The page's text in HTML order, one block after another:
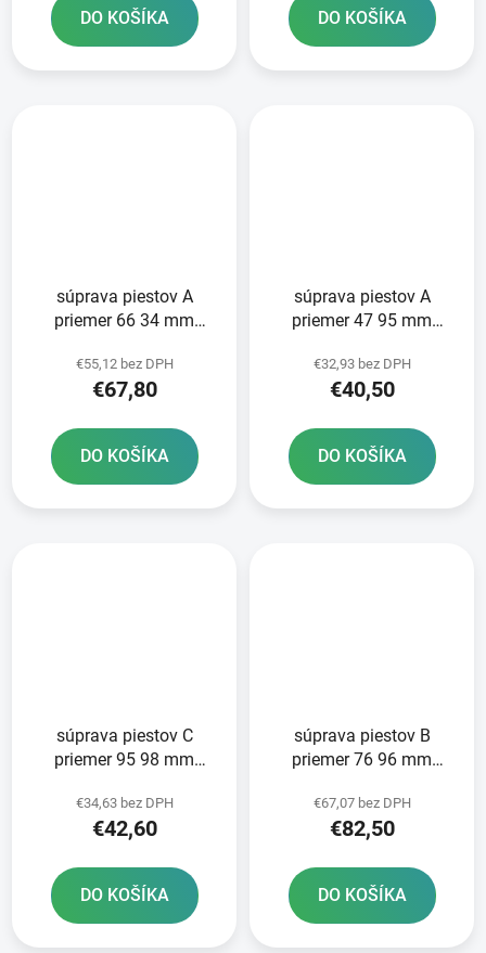
DO KOŠÍKA DO KOŠÍKA
súprava piestov A
priemer 66 34 mm
€55,12 bez DPH
€67,80
DO KOŠÍKA
súprava piestov A
priemer 47 95 mm
€32,93 bez DPH
€40,50
DO KOŠÍKA
súprava piestov C
priemer 95 98 mm
PISTON
€34,63 bez DPH
€42,60
DO KOŠÍKA
súprava piestov B
priemer 76 96 mm
PISTON
€67,07 bez DPH
€82,50
DO KOŠÍKA